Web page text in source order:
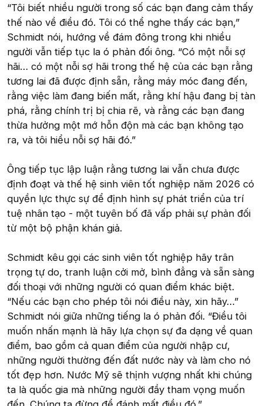
“Tôi biết nhiều người trong số các bạn đang cảm thấy
thế nào về điều đó. Tôi có thể nghe thấy các bạn,”
Schmidt nói, hướng về đám đông trong khi nhiều
người vẫn tiếp tục la ó phản đối ông. “Có một nỗi sợ
hãi… có một nỗi sợ hãi trong thế hệ của các bạn rằng
tương lai đã được định sẵn, rằng máy móc đang đến,
rằng việc làm đang biến mất, rằng khí hậu đang bị tàn
phá, rằng chính trị bị chia rẽ, và rằng các bạn đang
thừa hưởng một mớ hỗn độn mà các bạn không tạo
ra, và tôi hiểu nỗi sợ hãi đó.”
Ông tiếp tục lập luận rằng tương lai vẫn chưa được
định đoạt và thế hệ sinh viên tốt nghiệp năm 2026 có
quyền lực thực sự để định hình sự phát triển của trí
tuệ nhân tạo - một tuyên bố đã vấp phải sự phản đối
từ một bộ phận khán giả.
Schmidt kêu gọi các sinh viên tốt nghiệp hãy trân
trọng tự do, tranh luận cởi mở, bình đẳng và sẵn sàng
đối thoại với những người có quan điểm khác biệt.
“Nếu các bạn cho phép tôi nói điều này, xin hãy…”
Schmidt nói giữa những tiếng la ó phản đối. “Điều tôi
muốn nhấn mạnh là hãy lựa chọn sự đa dạng về quan
điểm, bao gồm cả quan điểm của người nhập cư,
những người thường đến đất nước này và làm cho nó
tốt đẹp hơn. Nước Mỹ sẽ thịnh vượng nhất khi chúng
ta là quốc gia mà những người đầy tham vọng muốn